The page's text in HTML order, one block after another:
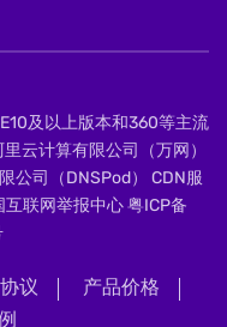
及以上版本和360等主流
云计算有限公司（万网）
公司（DNSPod） CDN服
互联网举报中心粤ICP备
议
产品价格